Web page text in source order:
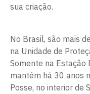
sua criação.
No Brasil, são mais
na Unidade de
Somente na Estação
mantém há 30 anos
Posse, no interior de